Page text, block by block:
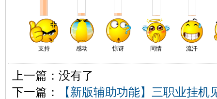
支持 感动 惊讶 同情 流汗
上一篇：没有了
下一篇：
【新版辅助功能】三职业挂机